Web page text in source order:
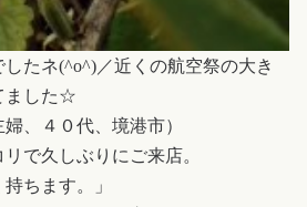
たネ(^o^)／近くの航空祭の大き
ました☆
、４０代、境港市）
で久しぶりにご来店。
ちます。」